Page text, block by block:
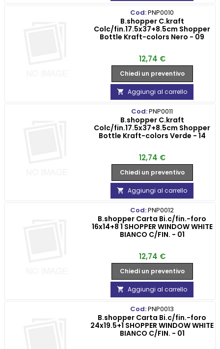
Cod:PNP0010
B.shopper C.kraft
Colc/fin.17.5x37+8.5cm Shopper
Bottle Kraft-colors Nero - 09
Prezzo
12,74 €
Chiedi un preventivo
 Aggiungi al carrello
Cod:PNP0011
B.shopper C.kraft
Colc/fin.17.5x37+8.5cm Shopper
Bottle Kraft-colors Verde - 14
Prezzo
12,74 €
Chiedi un preventivo
 Aggiungi al carrello
Cod:PNP0012
B.shopper Carta Bi.c/fin.-foro
16x14+8 1 SHOPPER WINDOW WHITE
BIANCO C/FIN. - 01
Prezzo
12,74 €
Chiedi un preventivo
 Aggiungi al carrello
Cod:PNP0013
B.shopper Carta Bi.c/fin.-foro
24x19.5+1 SHOPPER WINDOW WHITE
BIANCO C/FIN. - 01